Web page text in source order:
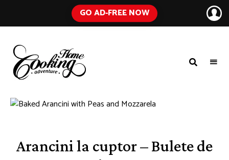
GO AD-FREE NOW
COOKING
ADVENTURE
Blog
with
Arancini la cuptor – Bulete de